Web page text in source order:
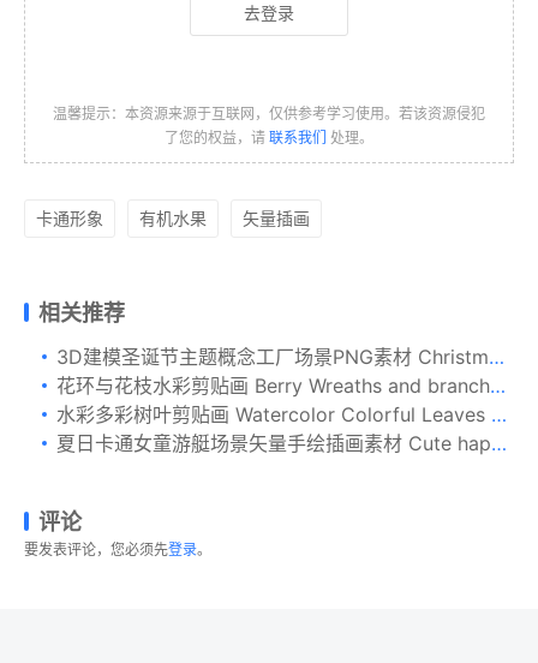
去登录
温馨提示：本资源来源于互联网，仅供参考学习使用。若该资源侵犯
了您的权益，请 联系我们 处理。
卡通形象 有机水果 矢量插画
相关推荐
3D建模圣诞节主题概念工厂场景PNG素材 Christmas Factory
花环与花枝水彩剪贴画 Berry Wreaths and branches clipart
水彩多彩树叶剪贴画 Watercolor Colorful Leaves Clipart
夏日卡通女童游艇场景矢量手绘插画素材 Cute happy girls resting and eating watermelon on
评论
要发表评论，您必须先登录。